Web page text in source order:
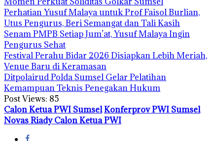
Perhatian Yusuf Malaya untuk Prof Faisol Burlian,
Utus Pengurus, Beri Semangat dan Tali Kasih
Senam PMPB Setiap Jum’at, Yusuf Malaya Ingin
Pengurus Sehat
Festival Perahu Bidar 2026 Disiapkan Lebih Meriah,
Venue Baru di Keramasan
Ditpolairud Polda Sumsel Gelar Pelatihan
Kemampuan Teknis Penegakan Hukum
Post Views: 85
Calon Ketua PWI SumselKonferprov PWI Sumsel
Novas Riady Calon Ketua PWI